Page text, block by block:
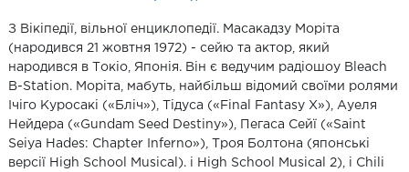
​З Вікіпедії, вільної енциклопедії. Масакадзу Моріта
(народився 21 жовтня 1972) - сейю та актор, який
народився в Токіо, Японія. Він є ведучим радіошоу Bleach
B-Station. Моріта, мабуть, найбільш відомий своїми ролями
Ічіго Куросакі («Бліч»), Тідуса («Final Fantasy X»), Ауеля
Нейдера («Gundam Seed Destiny»), Пегаса Сейї («Saint
Seiya Hades: Chapter Inferno»), Троя Болтона (японські
версії High School Musical). і High School Musical 2), і Chili